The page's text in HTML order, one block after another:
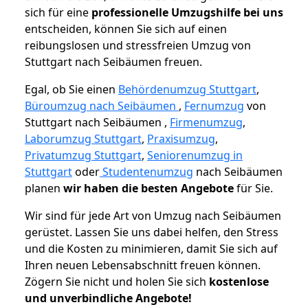
sich für eine professionelle Umzugshilfe bei uns
entscheiden, können Sie sich auf einen
reibungslosen und stressfreien Umzug von
Stuttgart nach Seibäumen freuen.
Egal, ob Sie einen Behördenumzug Stuttgart,
Büroumzug nach Seibäumen , Fernumzug von
Stuttgart nach Seibäumen , Firmenumzug,
Laborumzug Stuttgart, Praxisumzug,
Privatumzug Stuttgart, Seniorenumzug in
StuttgartoderStudentenumzug nach Seibäumen
planen wir haben die besten Angebotefür Sie.
Wir sind für jede Art von Umzug nach Seibäumen
gerüstet. Lassen Sie uns dabei helfen, den Stress
und die Kosten zu minimieren, damit Sie sich auf
Ihren neuen Lebensabschnitt freuen können.
Zögern Sie nicht und holen Sie sich kostenlose
und unverbindliche Angebote!